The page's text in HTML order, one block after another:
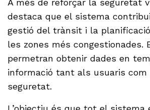
A més de reforçar la seguretat
destaca que el sistema
gestió del trànsit i la
les zones més congestionades.
permetran obtenir dades en
informació tant als usuaris com
seguretat.